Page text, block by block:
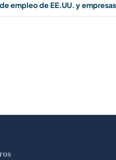
empleo de EE.UU. y